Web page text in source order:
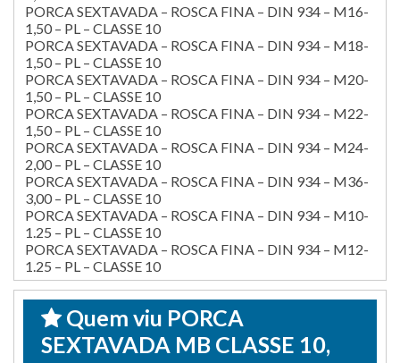
PORCA SEXTAVADA – ROSCA FINA – DIN 934 – M16-
1,50 – PL – CLASSE 10
PORCA SEXTAVADA – ROSCA FINA – DIN 934 – M18-
1,50 – PL – CLASSE 10
PORCA SEXTAVADA – ROSCA FINA – DIN 934 – M20-
1,50 – PL – CLASSE 10
PORCA SEXTAVADA – ROSCA FINA – DIN 934 – M22-
1,50 – PL – CLASSE 10
PORCA SEXTAVADA – ROSCA FINA – DIN 934 – M24-
2,00 – PL – CLASSE 10
PORCA SEXTAVADA – ROSCA FINA – DIN 934 – M36-
3,00 – PL – CLASSE 10
PORCA SEXTAVADA – ROSCA FINA – DIN 934 – M10-
1.25 – PL – CLASSE 10
PORCA SEXTAVADA – ROSCA FINA – DIN 934 – M12-
1.25 – PL – CLASSE 10
Quem viu PORCA
SEXTAVADA MB CLASSE 10,